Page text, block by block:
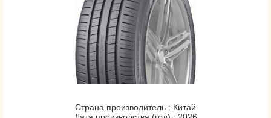
Страна производитель : Китай